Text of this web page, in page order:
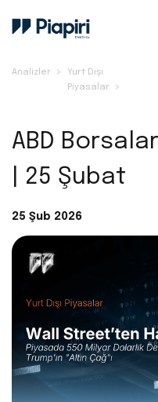
Analizler
Yurt Dışı
Piyasalar
ABD
| 25 Şubat
25 Şub 2026